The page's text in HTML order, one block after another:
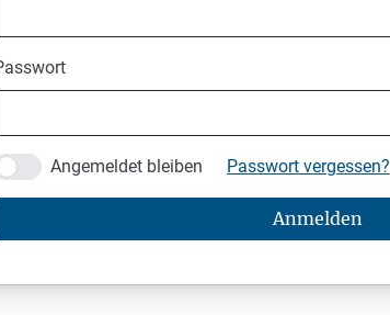
Angemeldet bleiben Passwort vergessen?
Anmelden